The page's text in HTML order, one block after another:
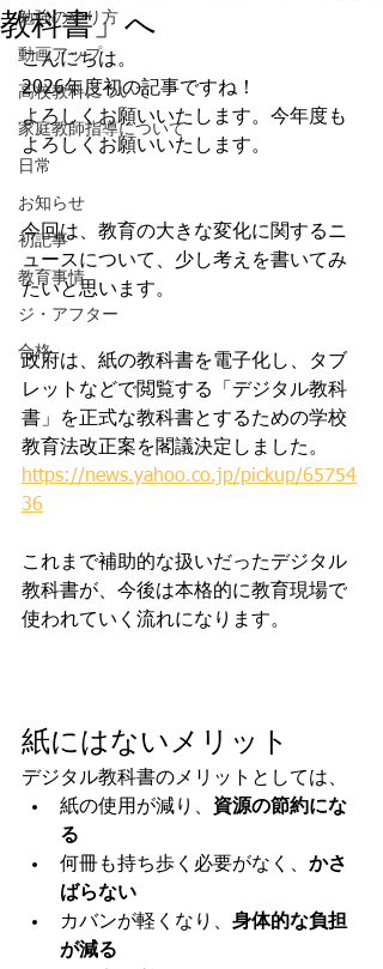
勉強のやり方
動画アップ
高校教科について
家庭教師指導について
日常
お知らせ
初記事
教育事情
ジ・アフター
合格
教科書」へ
こんにちは。
2026年度初の記事ですね！
よろしくお願いいたします。今年度も
よろしくお願いいたします。
今回は、教育の大きな変化に関するニ
ュースについて、少し考えを書いてみ
たいと思います。
政府は、紙の教科書を電子化し、タブ
レットなどで閲覧する「デジタル教科
書」を正式な教科書とするための学校
教育法改正案を閣議決定しました。
https://news.yahoo.co.jp/pickup/65754
36
これまで補助的な扱いだったデジタル
教科書が、今後は本格的に教育現場で
使われていく流れになります。
紙にはないメリット
デジタル教科書のメリットとしては、
紙の使用が減り、 資源の節約にな
る
何冊も持ち歩く必要がなく、 かさ
ばらない
カバンが軽くなり、 身体的な負担
が減る